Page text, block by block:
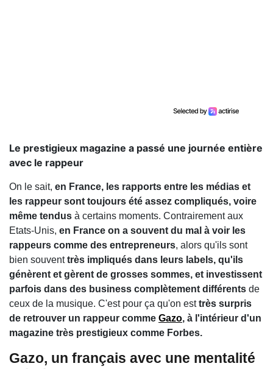
Le prestigieux magazine a passé une journée entière
avec le rappeur
On le sait, en France, les rapports entre les médias et
les rappeur sont toujours été assez compliqués, voire
même tendus à certains moments. Contrairement aux
Etats-Unis, en France on a souvent du mal à voir les
rappeurs comme des entrepreneurs, alors qu'ils sont
bien souventtrès impliqués dans leurs labels, qu'ils
génèrent et gèrent de grosses sommes, et investissent
parfois dans des business complètement différents de
ceux de la musique. C'est pour ça qu'on esttrès surpris
de retrouver un rappeur comme Gazo, à l'intérieur d'un
magazine très prestigieux comme Forbes.
Gazo, un français avec une mentalité